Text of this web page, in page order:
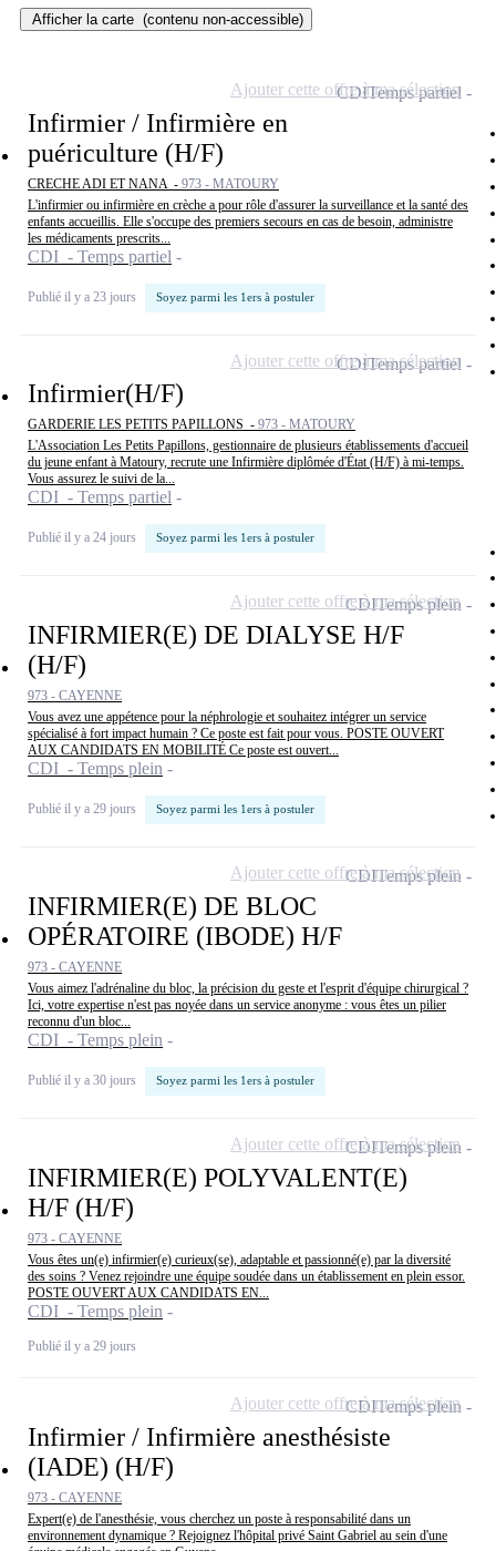
Afficher la carte (contenu non-accessible)
Infirmier / Infirmière en
puériculture (H/F)
CRECHE ADI ET NANA - 973 - MATOURY
L'infirmier ou infirmière en crèche a pour rôle d'assurer la surveillance et la santé des
enfants accueillis. Elle s'occupe des premiers secours en cas de besoin, administre
les médicaments prescrits...
CDI - Temps partiel
Publié il y a 23 jours Soyez parmi les 1ers à postuler
CDITemps partiel
Ajouter cette offre à ma sélection
Infirmier(H/F)
GARDERIE LES PETITS PAPILLONS - 973 - MATOURY
L'Association Les Petits Papillons, gestionnaire de plusieurs établissements d'accueil
du jeune enfant à Matoury, recrute une Infirmière diplômée d'État (H/F) à mi-temps.
Vous assurez le suivi de la...
CDI - Temps partiel
Publié il y a 24 jours Soyez parmi les 1ers à postuler
CDITemps partiel
Ajouter cette offre à ma sélection
INFIRMIER(E) DE DIALYSE H/F
(H/F)
973 - CAYENNE
Vous avez une appétence pour la néphrologie et souhaitez intégrer un service
spécialisé à fort impact humain ? Ce poste est fait pour vous. POSTE OUVERT
AUX CANDIDATS EN MOBILITÉ Ce poste est ouvert...
CDI - Temps plein
Publié il y a 29 jours Soyez parmi les 1ers à postuler
CDITemps plein
Ajouter cette offre à ma sélection
INFIRMIER(E) DE BLOC
OPÉRATOIRE (IBODE) H/F
973 - CAYENNE
Vous aimez l'adrénaline du bloc, la précision du geste et l'esprit d'équipe chirurgical ?
Ici, votre expertise n'est pas noyée dans un service anonyme : vous êtes un pilier
reconnu d'un bloc...
CDI - Temps plein
Publié il y a 30 jours Soyez parmi les 1ers à postuler
CDITemps plein
Ajouter cette offre à ma sélection
INFIRMIER(E) POLYVALENT(E)
H/F (H/F)
973 - CAYENNE
Vous êtes un(e) infirmier(e) curieux(se), adaptable et passionné(e) par la diversité
des soins ? Venez rejoindre une équipe soudée dans un établissement en plein essor.
POSTE OUVERT AUX CANDIDATS EN...
CDI - Temps plein
Publié il y a 29 jours
CDITemps plein
Ajouter cette offre à ma sélection
Infirmier / Infirmière anesthésiste
(IADE) (H/F)
973 - CAYENNE
Expert(e) de l'anesthésie, vous cherchez un poste à responsabilité dans un
environnement dynamique ? Rejoignez l'hôpital privé Saint Gabriel au sein d'une
CDITemps plein
Ajouter cette offre à ma sélection